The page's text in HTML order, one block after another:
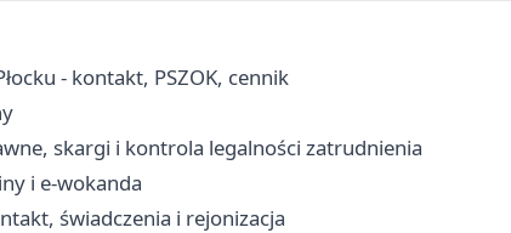
- kontakt, PSZOK, cennik
skargi i kontrola legalności zatrudnienia
i e-wokanda
świadczenia i rejonizacja